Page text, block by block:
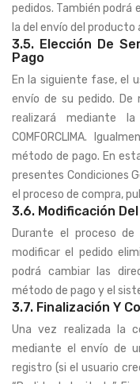
pedidos. También podrá
la del envío del
3.5. Elección De
Pago
En la siguiente fase, el
envío de su pedido. De
realizará mediante
COMFORCLIMA.
método de pago. En
presentes Condiciones
el proceso de compra,
3.6. Modificación
Durante el proceso de
modificar el pedido
podrá cambiar las
método de pago y el
3.7. Finalización Y
Una vez realizada la
mediante el envío de
registro (si el usuario